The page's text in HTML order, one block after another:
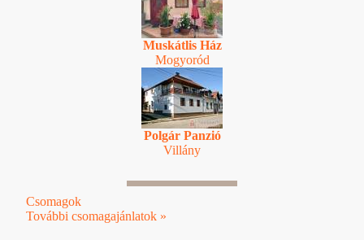
Muskátlis Ház
Mogyoród
Polgár Panzió
Villány
Csomagok
További csomagajánlatok »